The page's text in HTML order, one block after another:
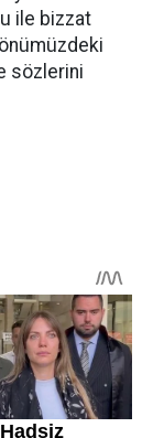
ile bizzat
sözlerini